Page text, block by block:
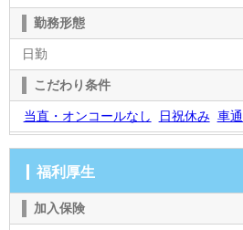
勤務形態
日勤
こだわり条件
当直・オンコールなし 日祝休み 車
福利厚生
加入保険